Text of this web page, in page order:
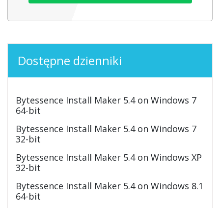
Dostępne dzienniki
Bytessence Install Maker 5.4 on Windows 7
64-bit
Bytessence Install Maker 5.4 on Windows 7
32-bit
Bytessence Install Maker 5.4 on Windows XP
32-bit
Bytessence Install Maker 5.4 on Windows 8.1
64-bit